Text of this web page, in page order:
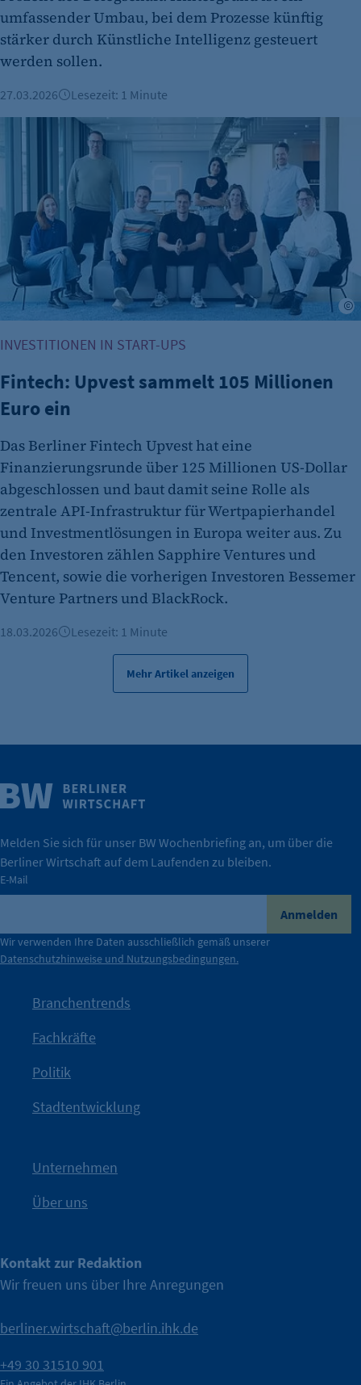
IHK Berlin. Offizieller Unterstützer der Berliner Wirtschaft.
Nach einer aufmerksamkeitsstarken Teaserphase geht die
Kampagne der IHK Berlin in die nächste Stufe. Mit
IHK?“wurde bewusst Neugier geweckt und Gespräche
mit Haltung.
Die Unternehmer stehen stellvertretend für die Vielfalt
der Berliner Wirtschaft.
Durch ihre Perspektiven wird deutlich, was der Claim
konkret bedeutet – und wie die IHK Berlin Unternehmen
tatsächlich unterstützt.
Wirtschaft.
Weitere Infos
umfassender Umbau, bei dem Prozesse künftig
stärker durch Künstliche Intelligenz gesteuert
werden sollen.
27.03.2026 Lesezeit: 1 Minute
Fintech: Upvest sammelt 105 Millionen Euro ein
INVESTITIONEN IN START-UPS
Fintech: Upvest sammelt 105 Millionen
Euro ein
Das Berliner Fintech Upvest hat eine
Finanzierungsrunde über 125 Millionen US‑Dollar
abgeschlossen und baut damit seine Rolle als
zentrale API-Infrastruktur für Wertpapierhandel
und Investmentlösungen in Europa weiter aus. Zu
den Investoren zählen Sapphire Ventures und
Tencent, sowie die vorherigen Investoren Bessemer
Venture Partners und BlackRock.
18.03.2026 Lesezeit: 1 Minute
Mehr Artikel anzeigen
Melden Sie sich für unser BW Wochenbriefing an, um über die
Berliner Wirtschaft auf dem Laufenden zu bleiben.
E-Mail
Anmelden
Wir verwenden Ihre Daten ausschließlich gemäß unserer
Datenschutzhinweise und Nutzungsbedingungen.
Branchentrends
Fachkräfte
Politik
Stadtentwicklung
Unternehmen
Über uns
Kontakt zur Redaktion
Wir freuen uns über Ihre Anregungen
berliner.wirtschaft@berlin.ihk.de
+49 30 31510 901